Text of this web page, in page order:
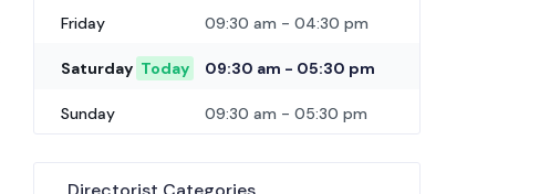
Friday 09:30 am - 04:30 pm
Saturday Today 09:30 am - 05:30 pm
Sunday 09:30 am - 05:30 pm